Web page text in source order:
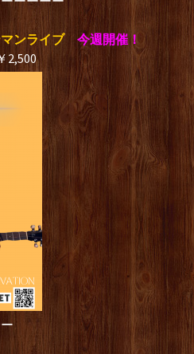
ンライブ
今週開催！
2,500